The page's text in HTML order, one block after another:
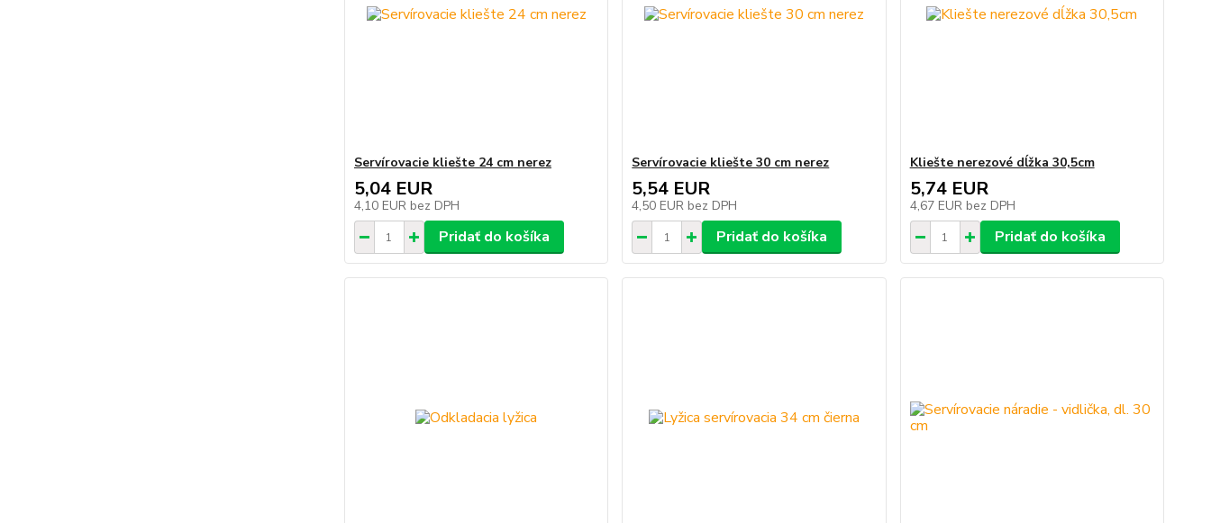
Servírovacie kliešte 24 cm nerez
5,04 EUR
4,10 EUR bez DPH
Pridať do košíka
Servírovacie kliešte 30 cm nerez
5,54 EUR
4,50 EUR bez DPH
Pridať do košíka
Kliešte nerezové dĺžka 30,5cm
5,74 EUR
4,67 EUR bez DPH
Pridať do košíka